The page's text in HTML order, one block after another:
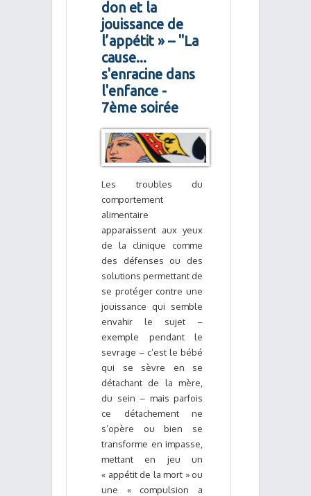
don et la
jouissance de
l’appétit » – "La
cause...
s'enracine dans
l'enfance -
7ème soirée
Les troubles du
comportement
alimentaire
apparaissent aux yeux
de la clinique comme
des défenses ou des
solutions permettant de
se protéger contre une
jouissance qui semble
envahir le sujet –
exemple pendant le
sevrage – c’est le bébé
qui se sèvre en se
détachant de la mère,
du sein – mais parfois
ce détachement ne
s’opère ou bien se
transforme en impasse,
mettant en jeu un
« appétit de la mort » ou
une « compulsion a